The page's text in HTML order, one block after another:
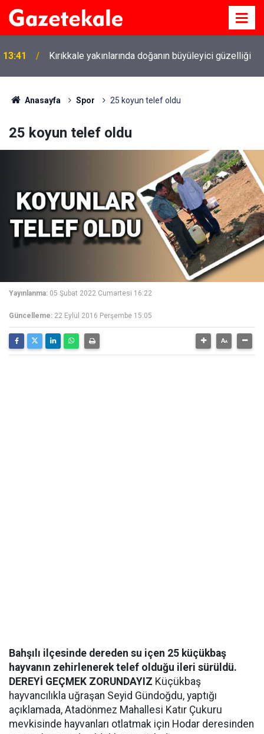
13:41 Kırıkkale yakınlarında doğanın büyüleyici güzelliği
Anasayfa Spor 25 koyun telef oldu
25 koyun telef oldu
Yayınlanma: 05 Şubat 2022 Cumartesi 16:22
Güncelleme: 22 Eylül 2016 Perşembe 15:05
Bahşılı ilçesinde dereden su içen 25 küçükbaş
hayvanın zehirlenerek telef olduğu ileri sürüldü.
DEREYİ GEÇMEK ZORUNDAYIZ Küçükbaş
hayvancılıkla uğraşan Seyid Gündoğdu, yaptığı
açıklamada, Atadönmez Mahallesi Katır Çukuru
mevkisinde hayvanları otlatmak için Hodar deresinden